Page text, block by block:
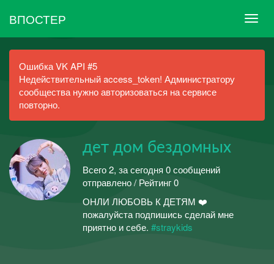
ВПОСТЕР
Ошибка VK API #5
Недействительный access_token! Администратору
сообщества нужно авторизоваться на сервисе
повторно.
дет дом бездомных
Всего 2, за сегодня 0 сообщений
отправлено / Рейтинг 0
ОНЛИ ЛЮБОВЬ К ДЕТЯМ ❤️
пожалуйста подпишись сделай мне
приятно и себе. #straykids